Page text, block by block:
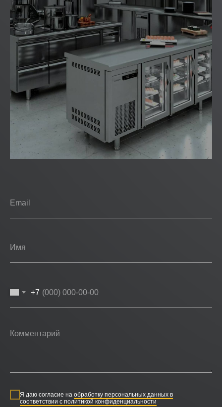
+7
Я даю согласие на обработку персональных данных в
соответствии с политикой конфиденциальности